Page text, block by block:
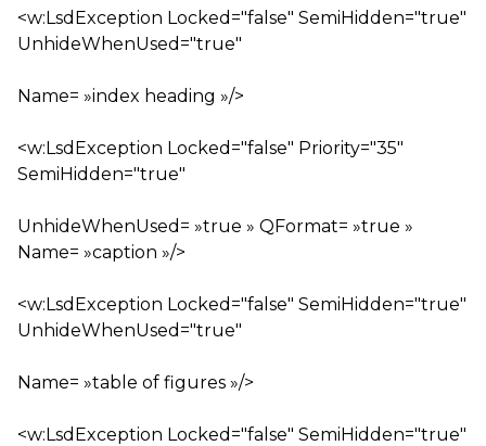
<w:LsdException Locked="false" SemiHidden="true"
UnhideWhenUsed="true"
Name= »index heading »/>
<w:LsdException Locked="false" Priority="35"
SemiHidden="true"
UnhideWhenUsed= »true » QFormat= »true »
Name= »caption »/>
<w:LsdException Locked="false" SemiHidden="true"
UnhideWhenUsed="true"
Name= »table of figures »/>
<w:LsdException Locked="false" SemiHidden="true"